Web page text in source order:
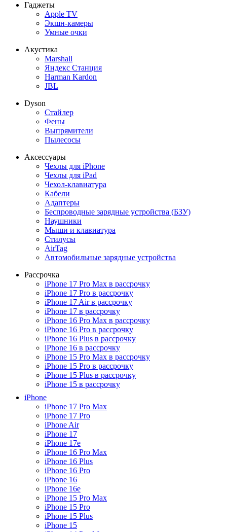
Гаджеты
Apple TV
Экшн-камеры
Умные очки
Акустика
Marshall
Яндекс Станция
Harman Kardon
JBL
Dyson
Стайлер
Фены
Выпрямители
Пылесосы
Аксессуары
Чехлы для iPhone
Чехлы для iPad
Чехол-клавиатура
Кабели
Адаптеры
Беспроводные зарядные устройства (БЗУ)
Наушники
Мыши и клавиатура
Стилусы
AirTag
Автомобильные зарядные устройства
Рассрочка
iPhone 17 Pro Max в рассрочку
iPhone 17 Pro в рассрочку
iPhone 17 Air в рассрочку
iPhone 17 в рассрочку
iPhone 16 Pro Max в рассрочку
iPhone 16 Pro в рассрочку
iPhone 16 Plus в рассрочку
iPhone 16 в рассрочку
iPhone 15 Pro Max в рассрочку
iPhone 15 Pro в рассрочку
iPhone 15 Plus в рассрочку
iPhone 15 в рассрочку
iPhone
iPhone 17 Pro Max
iPhone 17 Pro
iPhone Air
iPhone 17
iPhone 17e
iPhone 16 Pro Max
iPhone 16 Plus
iPhone 16 Pro
iPhone 16
iPhone 16e
iPhone 15 Pro Max
iPhone 15 Pro
iPhone 15 Plus
iPhone 15